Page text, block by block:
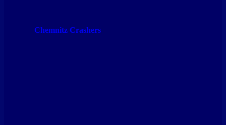
Chemnitz Crashers